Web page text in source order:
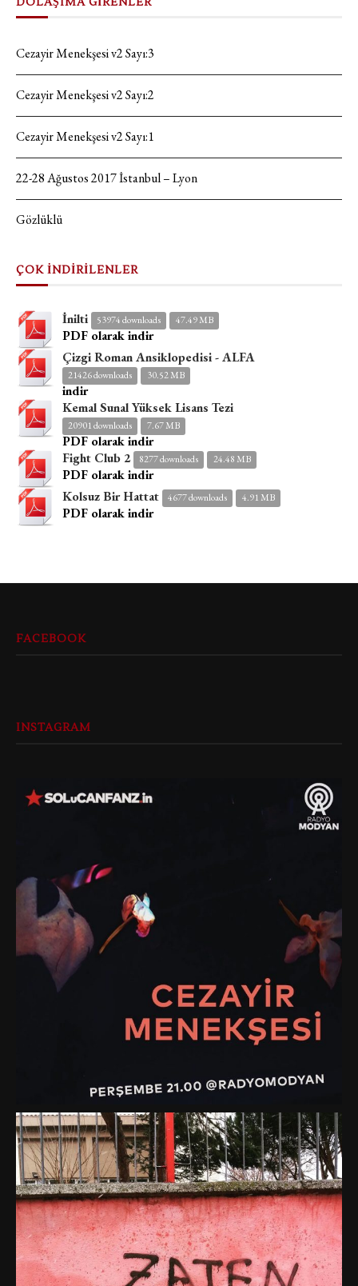
Cezayir Menekşesi v2 Sayı:3
Cezayir Menekşesi v2 Sayı:2
Cezayir Menekşesi v2 Sayı:1
22-28 Ağustos 2017 İstanbul – Lyon
Gözlüklü
ÇOK İNDİRİLENLER
İnilti 53974 downloads 47.49 MB
PDF olarak indir
Çizgi Roman Ansiklopedisi - ALFA
21426 downloads 30.52 MB
indir
Kemal Sunal Yüksek Lisans Tezi
20901 downloads 7.67 MB
PDF olarak indir
Fight Club 2
8277 downloads 24.48 MB
PDF olarak indir
Kolsuz Bir Hattat
4677 downloads 4.91 MB
PDF olarak indir
FACEBOOK
INSTAGRAM